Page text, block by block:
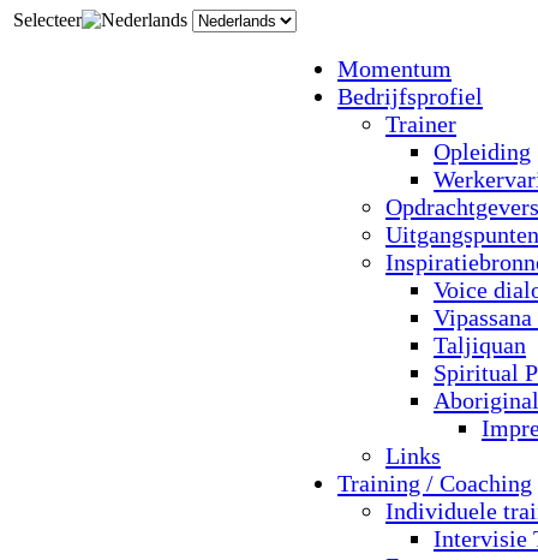
Selecteer
Momentum
Bedrijfsprofiel
Trainer
Opleiding
Opdrachtgevers
Uitgangspunten
Voice
Taljiquan
Spiritual
Links
Training / Coaching
Individuele
Intervisie